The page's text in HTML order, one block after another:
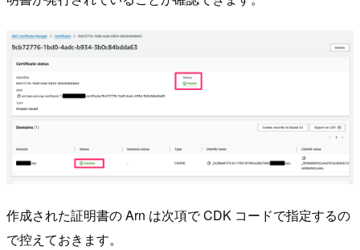
作成された証明書の Arn は次項で CDK コードで指定するの
で控えておきます。